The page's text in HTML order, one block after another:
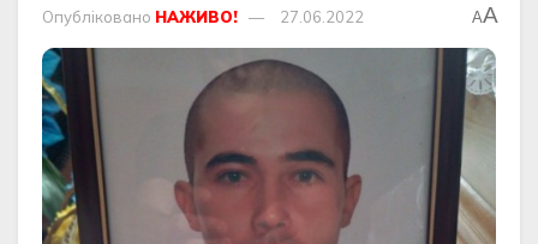
Опубліковано НАЖИВО! 27.06.2022 AA